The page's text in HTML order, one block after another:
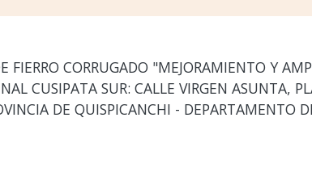
FIERRO CORRUGADO "MEJORAMIENTO Y
CUSIPATA SUR: CALLE VIRGEN ASUNTA,
DE QUISPICANCHI - DEPARTAMENTO